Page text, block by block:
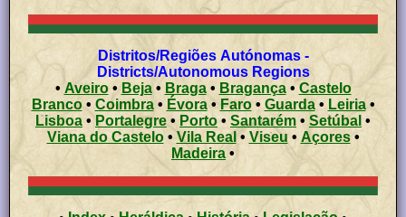
Distritos/Regiões Autónomas -
Districts/Autonomous Regions
•Aveiro• Beja• Braga• Bragança• Castelo
Branco• Coimbra• Évora• Faro• Guarda• Leiria•
Lisboa • Portalegre• Porto• Santarém • Setúbal •
Viana do Castelo•Vila Real • Viseu • Açores •
Madeira •